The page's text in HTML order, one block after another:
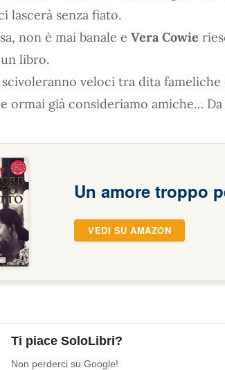
lascerà senza fiato.
non è mai banale e Vera Cowie
libro.
scivoleranno veloci tra dita
ormai già consideriamo amiche…
Un amore troppo
VEDI SU AMAZON
Ti piace SoloLibri?
Non perderci su Google!